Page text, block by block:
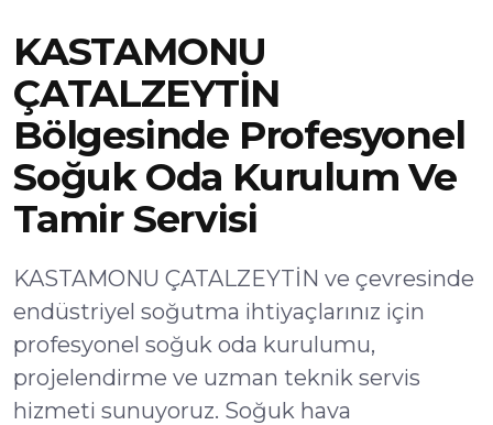
KASTAMONU
ÇATALZEYTİN
Bölgesinde Profesyonel
Soğuk Oda Kurulum Ve
Tamir Servisi
KASTAMONU ÇATALZEYTİN ve çevresinde
endüstriyel soğutma ihtiyaçlarınız için
profesyonel soğuk oda kurulumu,
projelendirme ve uzman teknik servis
hizmeti sunuyoruz. Soğuk hava